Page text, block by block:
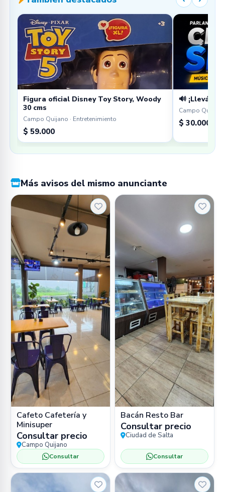
Figura oficial Disney Toy Story, Woody
30 cms
Campo Quijano · Entretenimiento
$ 59.000
🔊 ¡Llevá tu
Campo
$ 30.000
Más avisos del mismo anunciante
Cafeto Cafetería y
Minisuper
Consultar precio
Campo Quijano
Consultar
Bacán Resto Bar
Consultar precio
Ciudad de Salta
Consultar